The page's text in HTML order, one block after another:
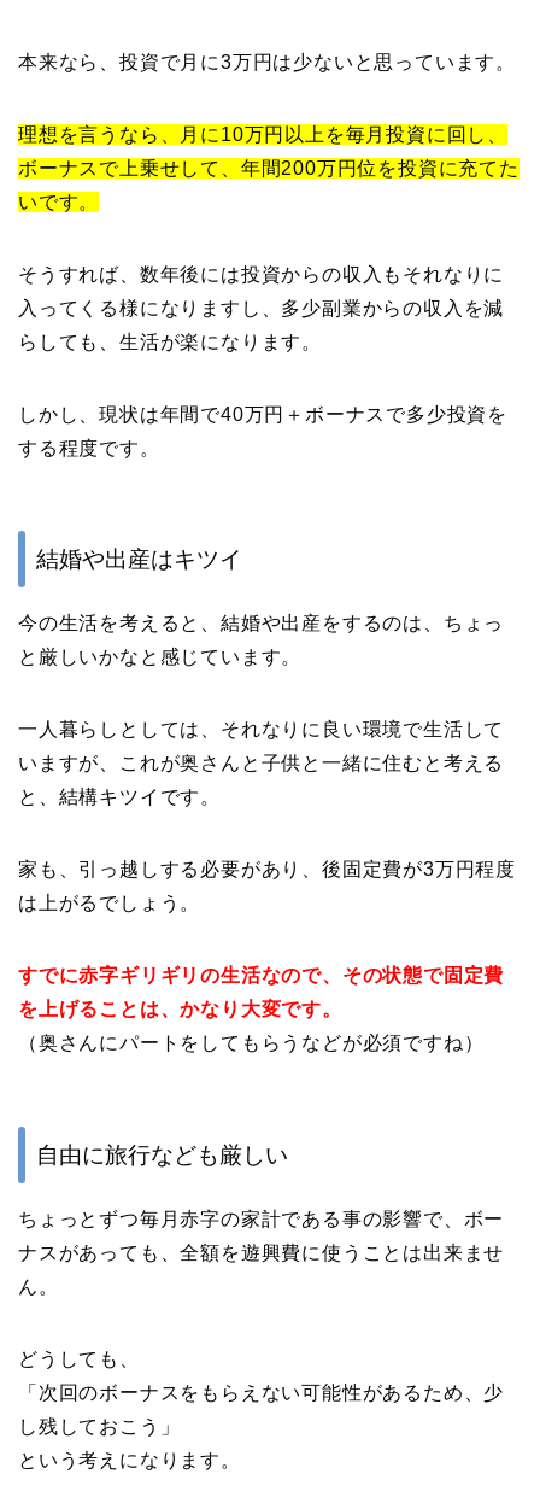
本来なら、投資で月に3万円は少ないと思っています。
理想を言うなら、月に10万円以上を毎月投資に回し、
ボーナスで上乗せして、年間200万円位を投資に充てた
いです。
そうすれば、数年後には投資からの収入もそれなりに
入ってくる様になりますし、多少副業からの収入を減
らしても、生活が楽になります。
しかし、現状は年間で40万円＋ボーナスで多少投資を
する程度です。
結婚や出産はキツイ
今の生活を考えると、結婚や出産をするのは、ちょっ
と厳しいかなと感じています。
一人暮らしとしては、それなりに良い環境で生活して
いますが、これが奥さんと子供と一緒に住むと考える
と、結構キツイです。
家も、引っ越しする必要があり、後固定費が3万円程度
は上がるでしょう。
すでに赤字ギリギリの生活なので、その状態で固定費
を上げることは、かなり大変です。
（奥さんにパートをしてもらうなどが必須ですね）
自由に旅行なども厳しい
ちょっとずつ毎月赤字の家計である事の影響で、ボー
ナスがあっても、全額を遊興費に使うことは出来ませ
ん。
どうしても、
「次回のボーナスをもらえない可能性があるため、少
し残しておこう」
という考えになります。